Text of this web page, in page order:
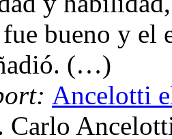
bueno y el
(…)
Ancelotti
Carlo